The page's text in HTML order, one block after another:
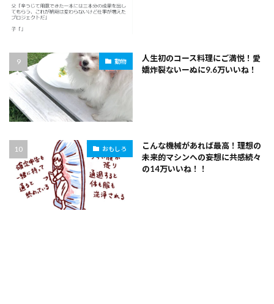
動物
人生初のコース料理にご満悦！愛
嬌炸裂ないーぬに9.6万いいね！
おもしろ
こんな機械があれば最高！理想の
未来的マシンへの妄想に共感続々
の14万いいね！！